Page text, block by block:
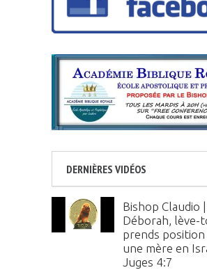
DERNIÈRES VIDÉOS
Bishop Claudio
Déborah, lève-
prends position
une mère en
Juges 4:7